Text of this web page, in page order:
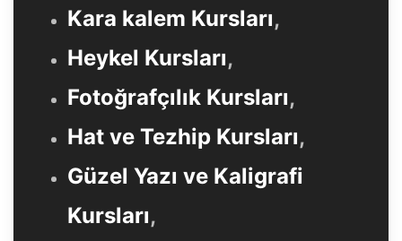
Kara kalem Kursları,
Heykel Kursları,
Fotoğrafçılık Kursları,
Hat ve Tezhip Kursları,
Güzel Yazı ve Kaligrafi
Kursları,